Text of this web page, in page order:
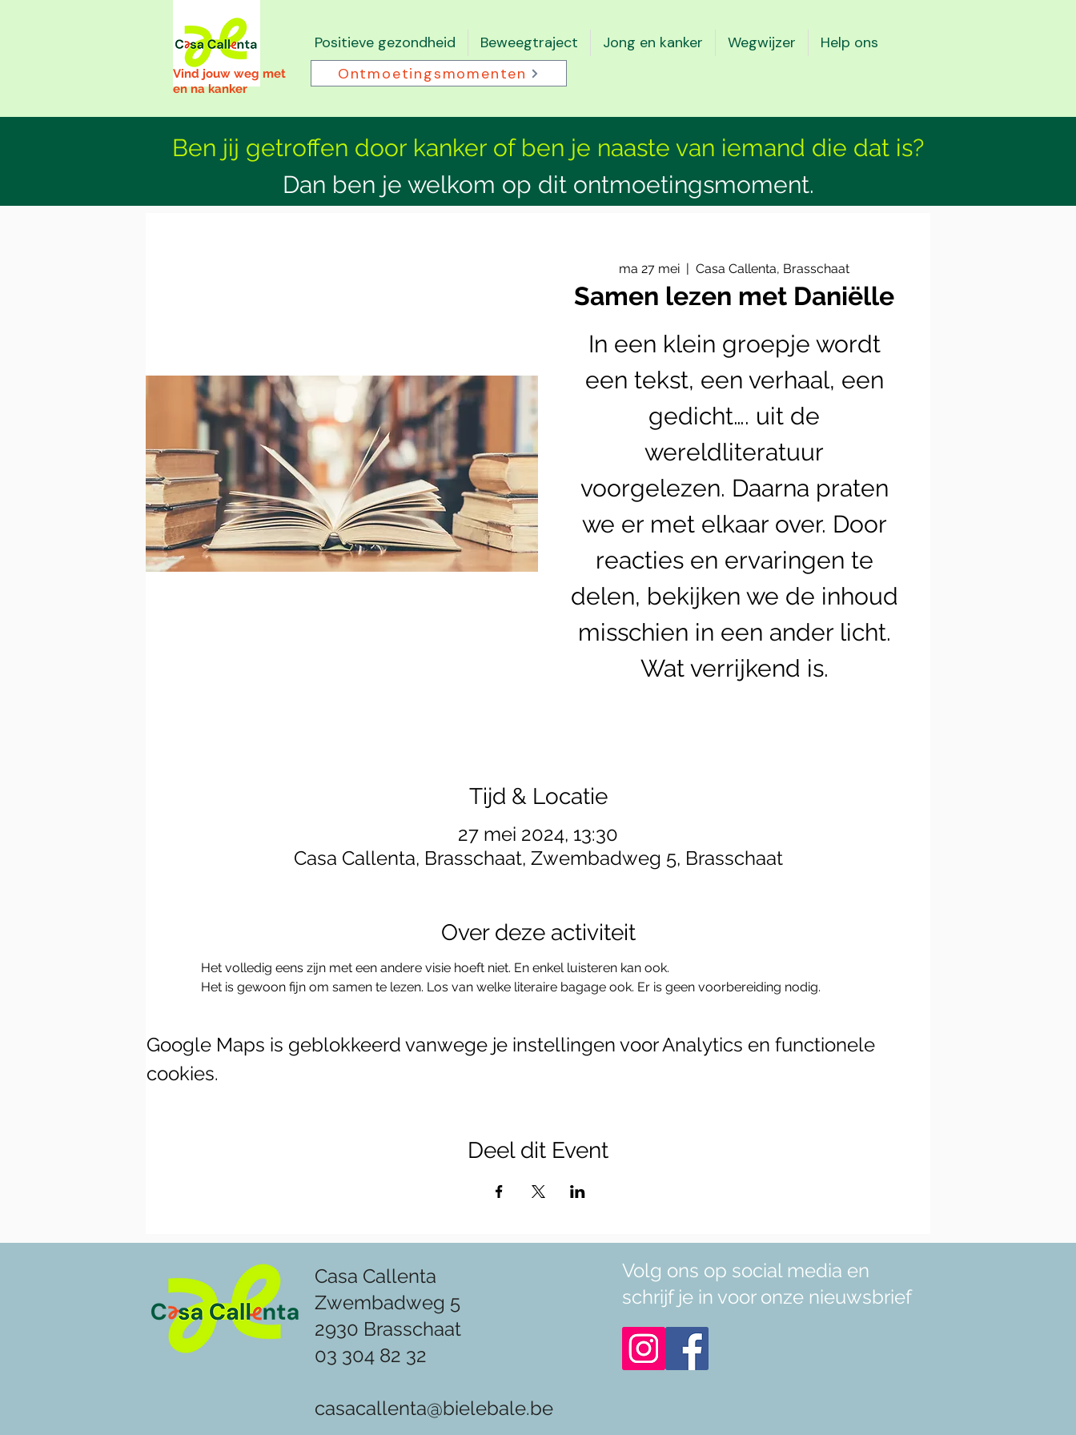
Positieve gezondheid Beweegtraject Jong en kanker Wegwijzer Help ons
Vind jouw weg met
en na kanker
Ontmoetingsmomenten
Ben jij getroffen door kanker of ben je naaste van iemand die dat is?
Dan ben je welkom op dit ontmoetingsmoment.
ma 27 mei
  |
Casa Callenta, Brasschaat
Samen lezen met Daniëlle
In een klein groepje wordt
een tekst, een verhaal, een
gedicht…. uit de
wereldliteratuur
voorgelezen. Daarna praten
we er met elkaar over. Door
reacties en ervaringen te
delen, bekijken we de inhoud
misschien in een ander licht.
Wat verrijkend is.
Tijd & Locatie
27 mei 2024, 13:30
Casa Callenta, Brasschaat, Zwembadweg 5, Brasschaat
Over deze activiteit
Het volledig eens zijn met een andere visie hoeft niet. En enkel luisteren kan ook.
Het is gewoon fijn om samen te lezen. Los van welke literaire bagage ook. Er is geen voorbereiding nodig.
Google Maps is geblokkeerd vanwege je instellingen voor Analytics en functionele
cookies.
Deel dit Event
Casa Callenta
Zwembadweg 5
2930 Brasschaat
03 304 82 32
casacallenta@bielebale.be
Volg ons op social media en
schrijf je in voor onze nieuwsbrief